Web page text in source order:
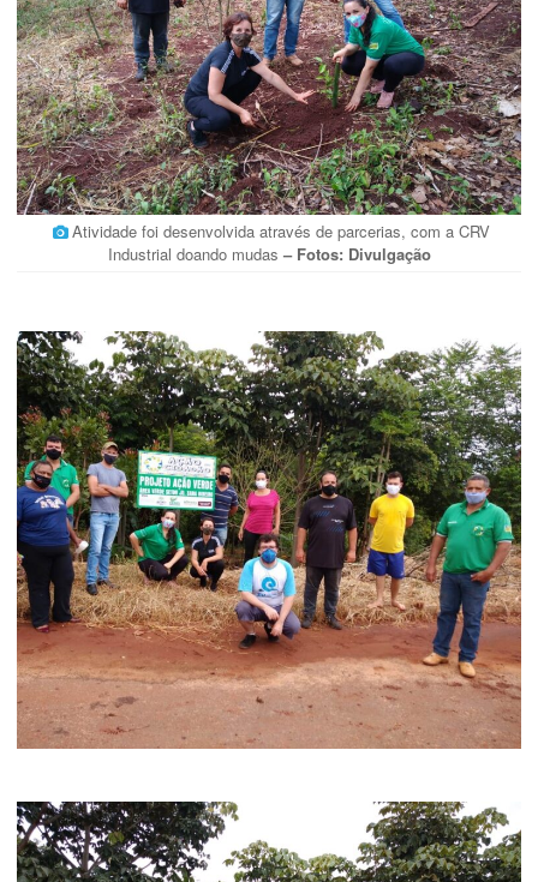
Atividade foi desenvolvida através de parcerias, com a CRV
Industrial doando mudas – Fotos: Divulgação